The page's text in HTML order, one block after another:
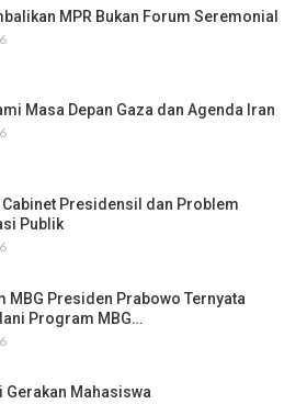
MPR Bukan Forum Seremonial
Masa Depan Gaza dan Agenda Iran
Presidensil dan Problem
Publik
MBG Presiden Prabowo Ternyata
Program MBG…
Gerakan Mahasiswa